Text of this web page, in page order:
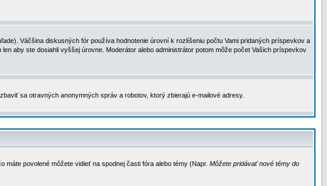
Väčšina diskusných fór používa hodnotenie úrovní k rozlíšeniu počtu Vami pridaných príspevkov a
aby ste dosiahli vyššej úrovne. Moderátor alebo administrátor potom môže počet Vašich príspevkov
sa otravných anonymných správ a robotov, ktorý zbierajú e-mailové adresy.
povolené môžete vidieť na spodnej časti fóra alebo témy (Napr. Môžete pridávať nové témy do